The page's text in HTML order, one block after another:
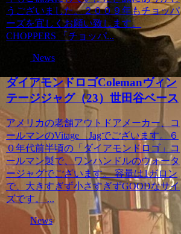
うございました。２００９年もチョッパ
ーズを宜しくお願い致します。
CHOPPERS 「チョッパ...
News
ダイアモンドロゴColemanヴィン
テージジャグ（23）世田谷ベース
アメリカの老舗アウトドアメーカー、コ
ールマンのVitage Jagでございます。６
０年代前半頃の「ダイアモンドロゴ」コ
ールマン製で、ワンハンドルのウォータ
ージャグでございます。 容量は1ガロン
で、大きすぎず小さすぎずGOODなサイ
ズです。 ...
News